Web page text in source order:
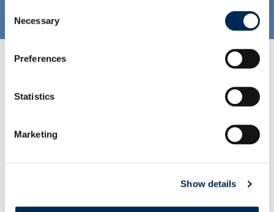
Selection
Necessary
Preferences
Statistics
Marketing
Show details